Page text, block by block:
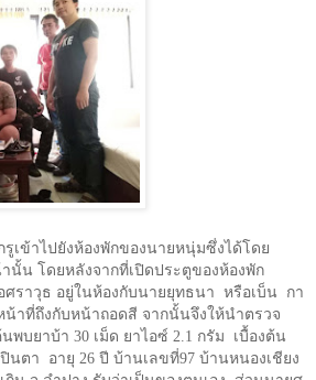
รูเข้าไปยังห้องพักของนายหนุ่มซึ่งได้โดย
นั้น โดยหลังจากที่เปิดประตูของห้องพัก
ราวุธ อยู่ในห้องกับนายยุทธนา หรือเบ็น
กา
น้าที่ถึงกับหน้าถอดสี จากนั้นจึงให้นำตรวจ
นพบยาบ้า 30 เม็ด ยาไอซ์ 2.1 กรัม
เบื้องต้น
นตา อายุ 26 ปี บ้านเลขที่97 บ้านหนองเชียง